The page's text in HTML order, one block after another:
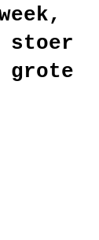
stoer
grote